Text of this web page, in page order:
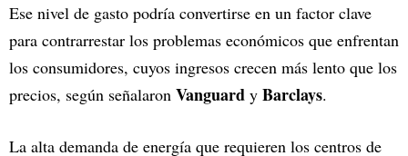
Ese nivel de gasto podría convertirse en un factor clave
para contrarrestar los problemas económicos que enfrentan
los consumidores, cuyos ingresos crecen más lento que los
precios, según señalaron Vanguard y Barclays.
La alta demanda de energía que requieren los centros de